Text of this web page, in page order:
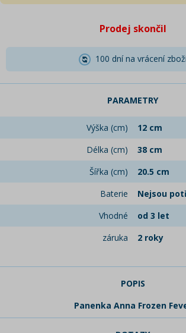
Prodej skončil
100 dní na vrácení
PARAMETRY
Výška (cm)
12 cm
Délka (cm)
38 cm
Šířka (cm)
20.5 cm
Baterie
Nejsou
Vhodné
od 3 let
záruka
2 roky
POPIS
Panenka Anna Frozen